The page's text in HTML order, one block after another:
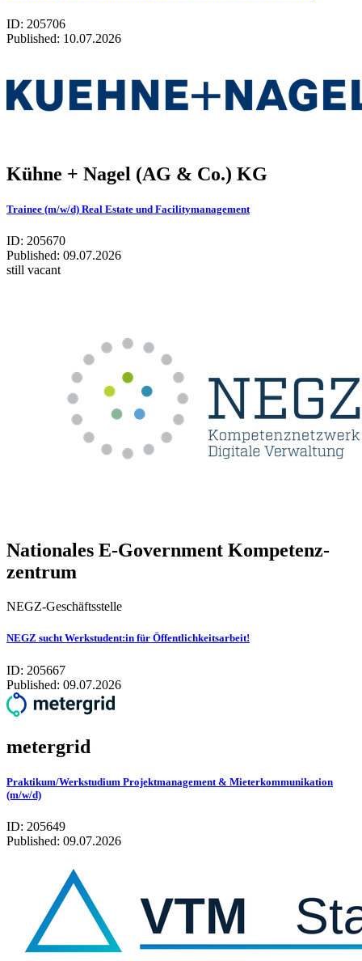
ID: 205706
Published: 10.07.2026
Kühne + Nagel (AG & Co.) KG
Trainee (m/w/d) Real Estate und Facilitymanagement
ID: 205670
Published: 09.07.2026
still vacant
Natio­na­les E-Government Kom­pe­tenz­
zen­trum
NEGZ-Geschäftsstelle
NEGZ sucht Werkstudent:in für Öffentlichkeitsarbeit!
ID: 205667
Published: 09.07.2026
metergrid
Praktikum/Werkstudium Projektmanagement & Mieterkommunikation
(m/w/d)
ID: 205649
Published: 09.07.2026